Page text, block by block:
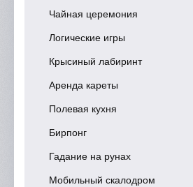
Чайная церемония
Логические игры
Крысиный лабиринт
Аренда кареты
Полевая кухня
Бирпонг
Гадание на рунах
Мобильный скалодром